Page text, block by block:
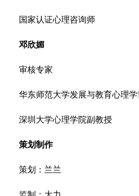
国家认证心理咨询师
邓欣媚
审核专家
华东师范大学发展与教育心理
深圳大学心理学院副教授
策划制作
策划：兰兰